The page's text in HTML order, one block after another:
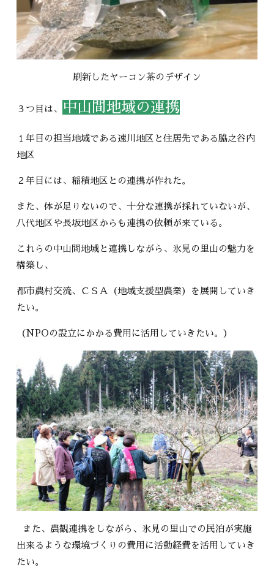
刷新したヤーコン茶のデザイン
３つ目は、 中山間地域の連携
１年目の担当地域である速川地区と住居先である脇之谷内
地区
２年目には、稲積地区との連携が作れた。
また、体が足りないので、十分な連携が採れていないが、
八代地区や長坂地区からも連携の依頼が来ている。
これらの中山間地域と連携しながら、氷見の里山の魅力を
構築し、
都市農村交流、ＣＳＡ（地域支援型農業）を展開していき
たい。
（NPOの設立にかかる費用に活用していきたい。）
また、農観連携をしながら、氷見の里山での民泊が実施
出来るような環境づくりの費用に活動経費を活用していき
たい。